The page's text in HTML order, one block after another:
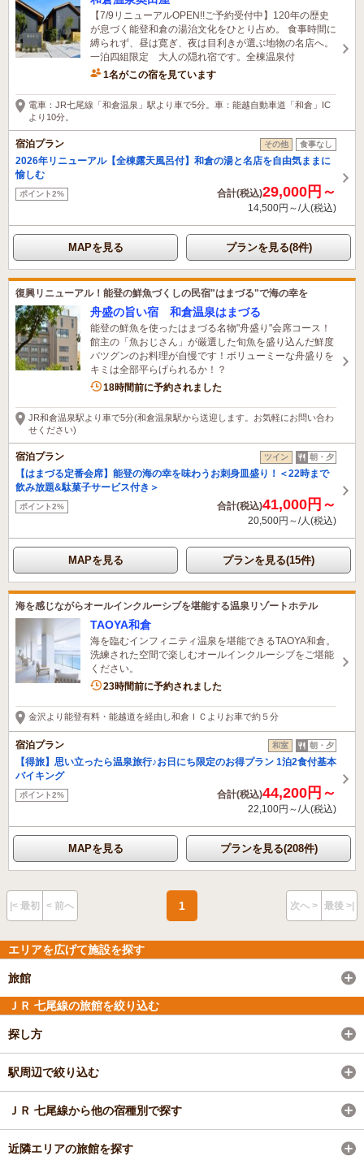
【7/9リニューアルOPEN!!ご予約受付中】120年の歴史
が息づく能登和倉の湯治文化をひとり占め。 食事時間に
縛られず、昼は寛ぎ、夜は目利きが選ぶ地物の名店へ。
一泊四組限定 大人の隠れ宿です。全棟温泉付
1名がこの宿を見ています
電車：JR七尾線「和倉温泉」駅より車で5分。車：能越自動車道「和倉」IC
より10分。
宿泊プラン その他 食事なし
2026年リニューアル【全棟露天風呂付】和倉の湯と名店を自由気ままに
愉しむ
ポイント2% 合計(税込)29,000円～
14,500円～/人(税込)
MAPを見る プランを見る(8件)
復興リニューアル！能登の鮮魚づくしの民宿"はまづる"で海の幸を
舟盛の旨い宿 和倉温泉はまづる
能登の鮮魚を使ったはまづる名物"舟盛り"会席コース！
館主の「魚おじさん」が厳選した旬魚を盛り込んだ鮮度
バツグンのお料理が自慢です！ボリューミーな舟盛りを
キミは全部平らげられるか！？
4名がこの宿を見ています
18時間前に予約されました
JR和倉温泉駅より車で5分(和倉温泉駅から送迎します。お気軽にお問い合わ
せください)
宿泊プラン ツイン 朝・夕
【はまづる定番会席】能登の海の幸を味わうお刺身皿盛り！＜22時まで
飲み放題&駄菓子サービス付き＞
ポイント2% 合計(税込)41,000円～
20,500円～/人(税込)
MAPを見る プランを見る(15件)
海を感じながらオールインクルーシブを堪能する温泉リゾートホテル
TAOYA和倉
海を臨むインフィニティ温泉を堪能できるTAOYA和倉。
洗練された空間で楽しむオールインクルーシブをご堪能
ください。
9名がこの宿を見ています
23時間前に予約されました
金沢より能登有料・能越道を経由し和倉ＩＣよりお車で約５分
宿泊プラン 和室 朝・夕
【得旅】思い立ったら温泉旅行♪お日にち限定のお得プラン 1泊2食付基本
バイキング
ポイント2% 合計(税込)44,200円～
22,100円～/人(税込)
MAPを見る プランを見る(208件)
|< 最初 < 前へ 1 次へ > 最後 >|
エリアを広げて施設を探す
旅館
ＪＲ 七尾線の旅館を絞り込む
探し方
駅周辺で絞り込む
ＪＲ 七尾線から他の宿種別で探す
近隣エリアの旅館を探す